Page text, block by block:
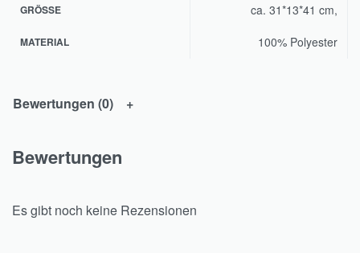
GRÖSSE ca. 31*13*41 cm,
MATERIAL 100% Polyester
Bewertungen (0)
Bewertungen
Es gibt noch keine Rezensionen